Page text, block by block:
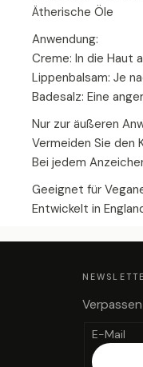
Ätherische Öle
Anwendung:
Creme: In die Haut
Lippenbalsam: Je
Badesalz: Eine
Nur zur äußeren
Vermeiden Sie den
Bei jedem
Geeignet für
Entwickelt in
F
E-Mail